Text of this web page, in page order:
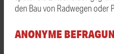
den Bau von Radwegen oder
ANONYME